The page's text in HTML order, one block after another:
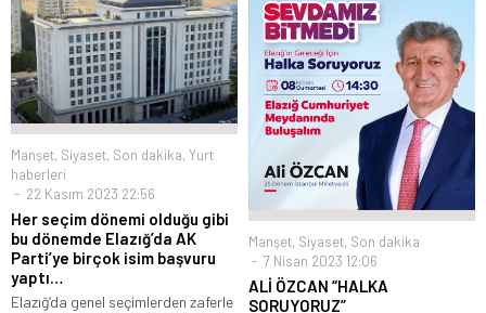
Manşet, Siyaset, Son dakika, Yurt
haberleri
22 Kasım 2023 22:56
Her seçim dönemi olduğu gibi
bu dönemde Elazığ’da AK
Parti’ye birçok isim başvuru
yaptı…
Elazığ’da genel seçimlerden zaferle
Manşet, Siyaset, Son dakika
7 Nisan 2023 12:06
ALİ ÖZCAN “HALKA
SORUYORUZ”